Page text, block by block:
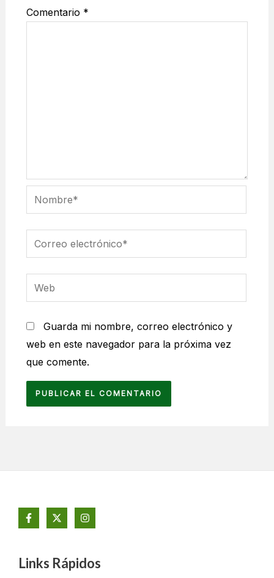
Comentario *
Nombre*
Correo
electrónico*
Web
Guarda mi nombre, correo electrónico y
web en este navegador para la próxima vez
que comente.
Links Rápidos